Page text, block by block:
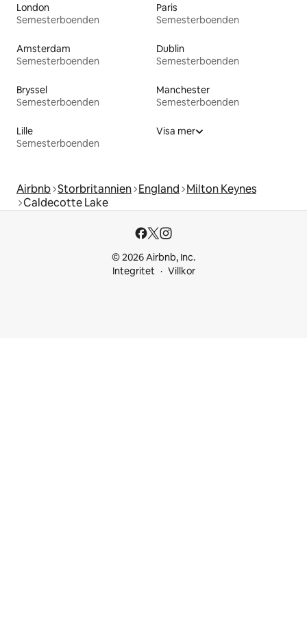
London
Semesterboenden
Paris
Semesterboenden
Amsterdam
Semesterboenden
Dublin
Semesterboenden
Bryssel
Semesterboenden
Manchester
Semesterboenden
Lille
Semesterboenden
Visa mer
Airbnb Storbritannien England Milton Keynes
Caldecotte Lake
© 2026 Airbnb, Inc.
Integritet
Villkor